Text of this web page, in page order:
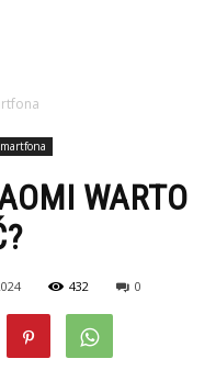
WARTO
432 0